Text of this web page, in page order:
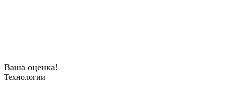
Ваша оценка!
Технологии